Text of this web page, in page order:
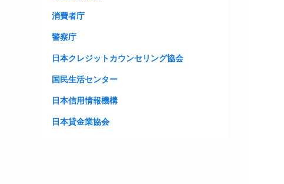
消費者庁
警察庁
日本クレジットカウンセリング協会
国民生活センター
日本信用情報機構
日本貸金業協会